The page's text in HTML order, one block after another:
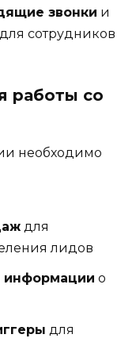
звонки и
сотрудников
работы со
необходимо
для
лидов
информации о
для